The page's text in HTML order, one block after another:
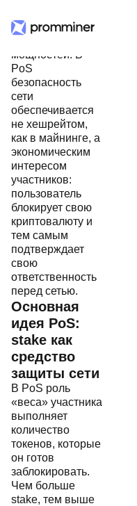
использования
мощностей. В
PoS
безопасность
сети
обеспечивается
не хешрейтом,
как в майнинге, а
экономическим
интересом
участников:
пользователь
блокирует свою
криптовалюту и
тем самым
подтверждает
свою
ответственность
перед сетью.
Основная
идея PoS:
stake как
средство
защиты сети
В PoS роль
«веса» участника
выполняет
количество
токенов, которые
он готов
заблокировать.
Чем больше
stake, тем выше